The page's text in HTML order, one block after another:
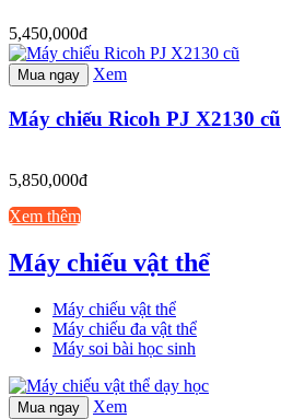
5,450,000đ
Mua ngay Xem
Máy chiếu Ricoh PJ X2130 cũ
5,850,000đ
Xem thêm
Máy chiếu vật thể
Máy chiếu vật thể
Máy chiếu đa vật thể
Máy soi bài học sinh
Mua ngay Xem